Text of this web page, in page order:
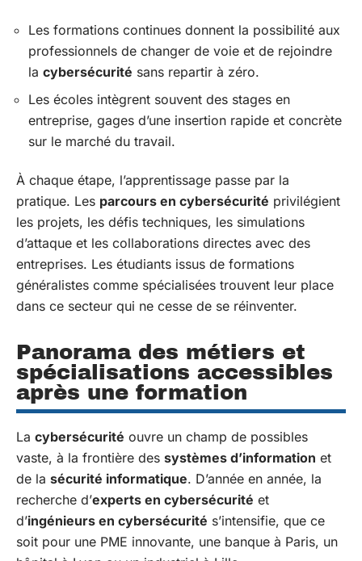
Les formations continues donnent la possibilité aux
professionnels de changer de voie et de rejoindre
la cybersécurité sans repartir à zéro.
Les écoles intègrent souvent des stages en
entreprise, gages d’une insertion rapide et concrète
sur le marché du travail.
À chaque étape, l’apprentissage passe par la
pratique. Les parcours en cybersécurité privilégient
les projets, les défis techniques, les simulations
d’attaque et les collaborations directes avec des
entreprises. Les étudiants issus de formations
généralistes comme spécialisées trouvent leur place
dans ce secteur qui ne cesse de se réinventer.
Panorama des métiers et
spécialisations accessibles
après une formation
La cybersécurité ouvre un champ de possibles
vaste, à la frontière des systèmes d’information et
de la sécurité informatique. D’année en année, la
recherche d’experts en cybersécurité et
d’ingénieurs en cybersécurité s’intensifie, que ce
soit pour une PME innovante, une banque à Paris, un